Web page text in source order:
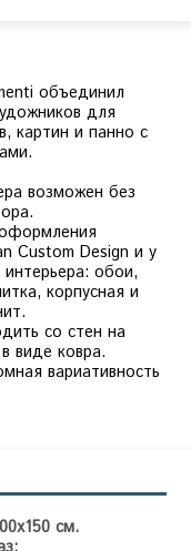
объединил
для
картин и панно с
возможен без
Custom Design и у
обои,
корпусная и
со стен на
виде ковра.
вариативность
см.